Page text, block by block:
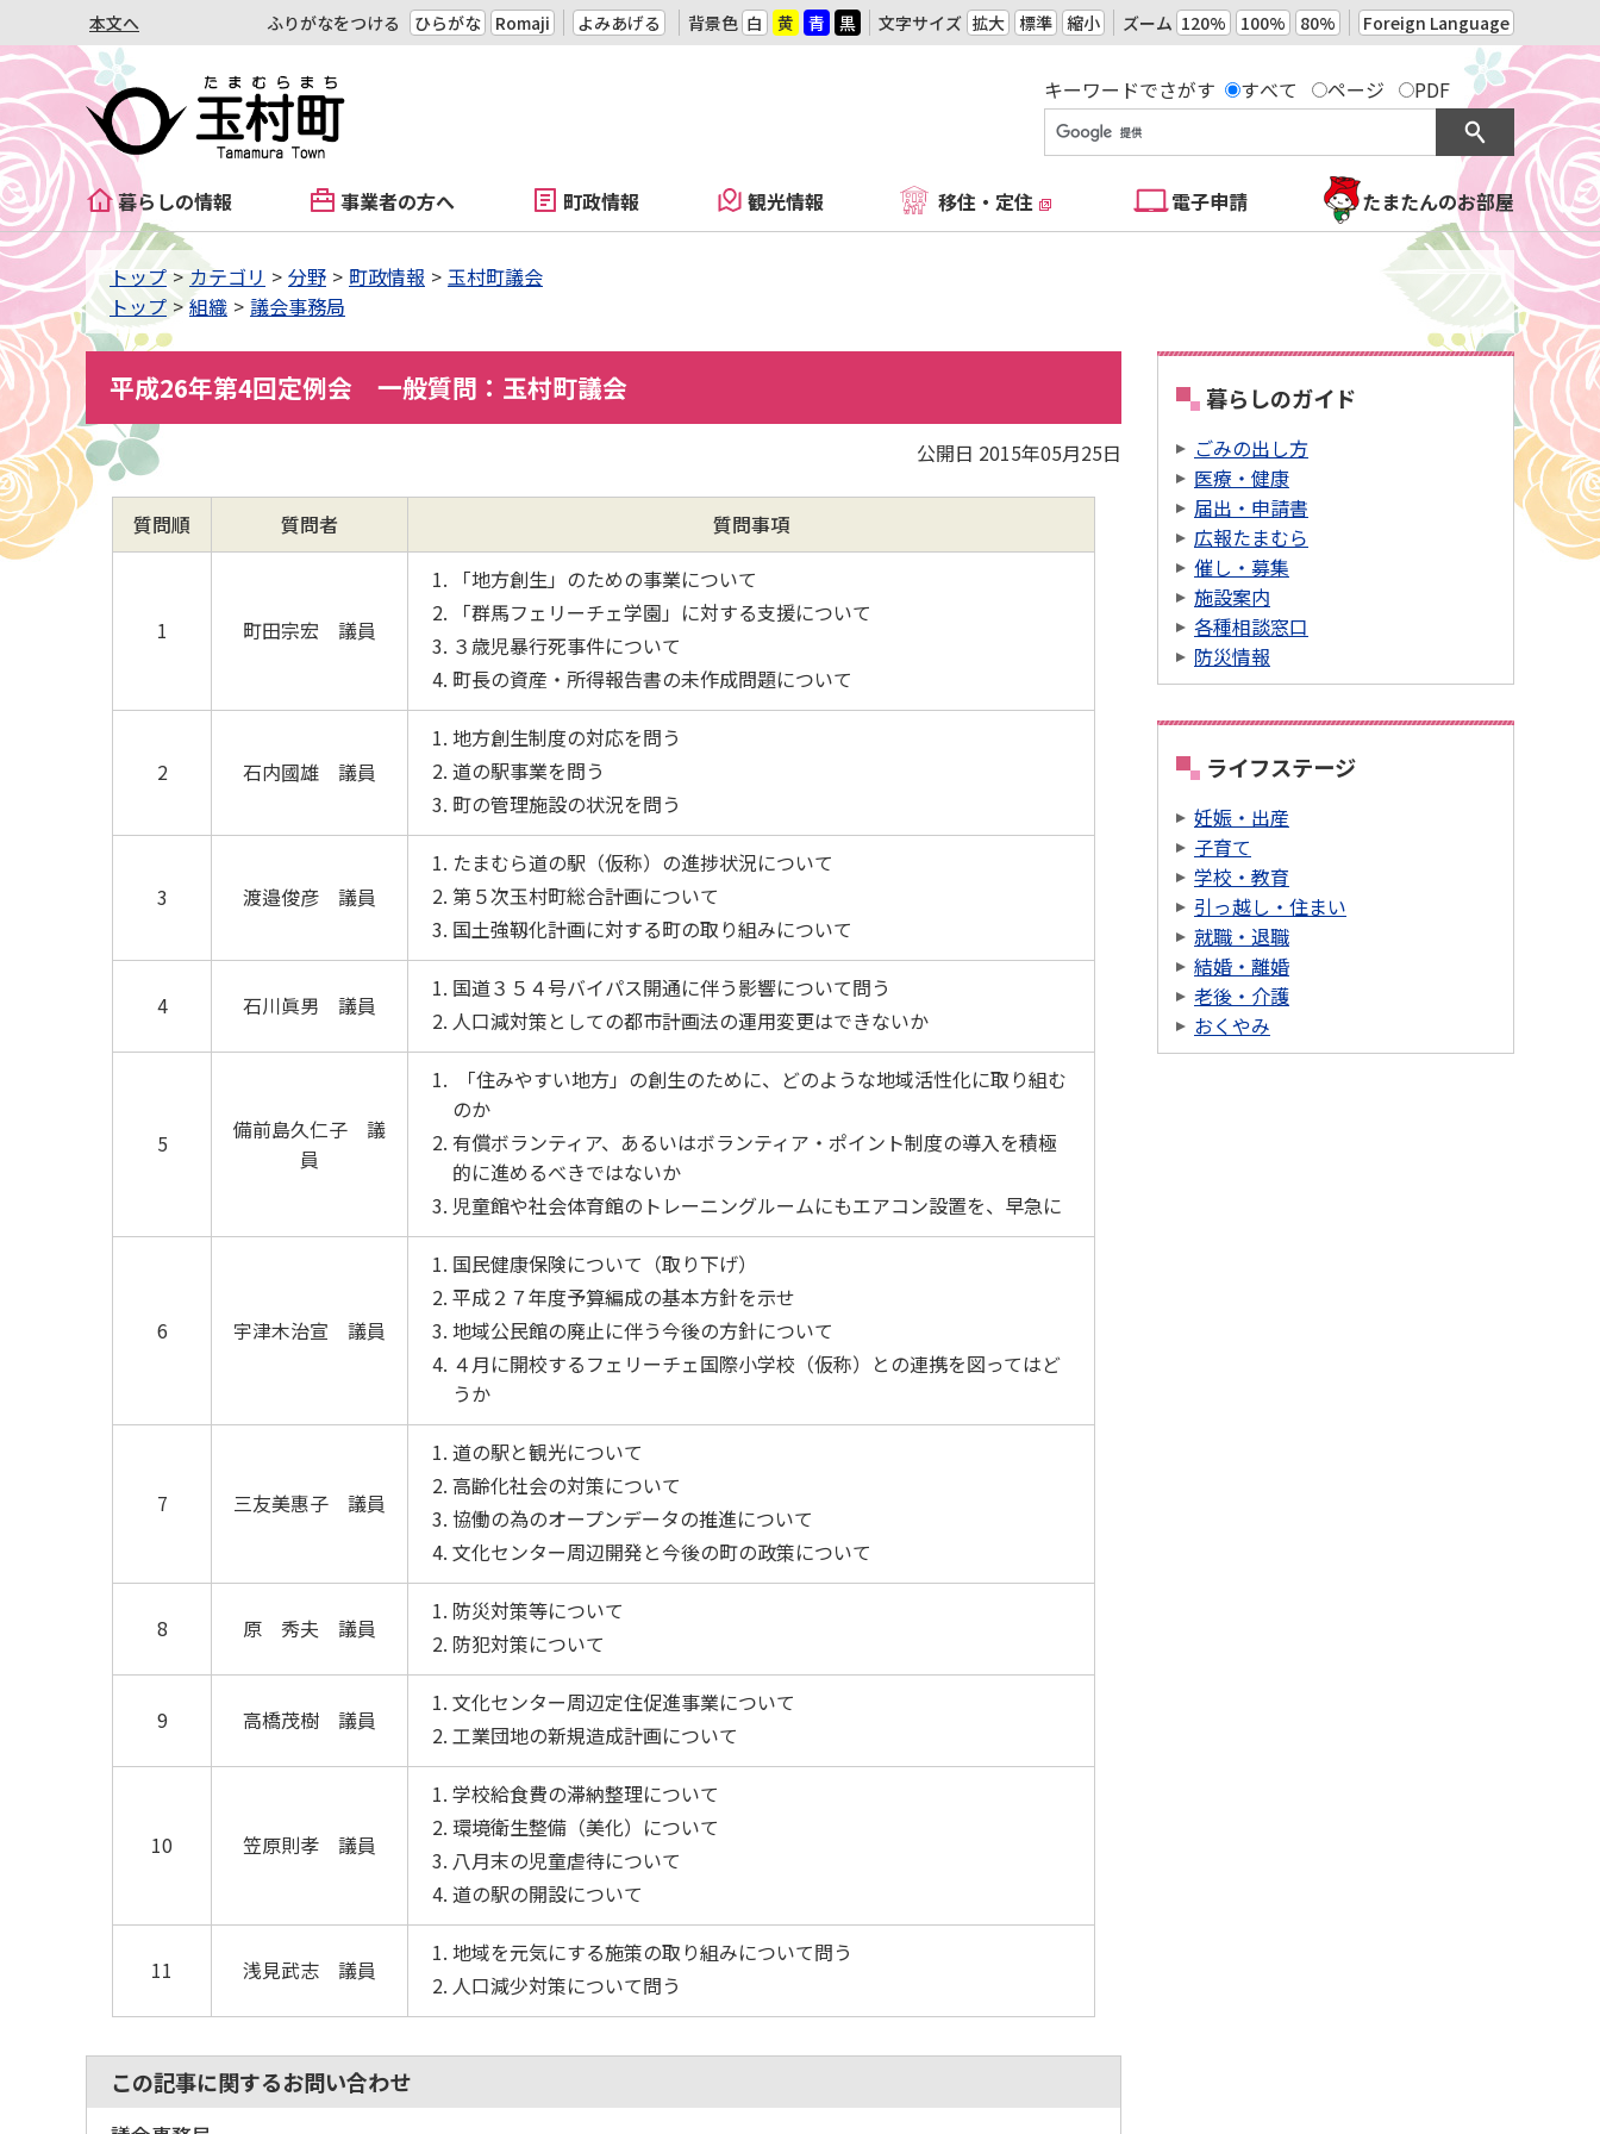
本文へ ふりがなをつける ひらがな Romaji よみあげる 背景色 白 黄 青 黒 文字サイズ 拡大 標準 縮小 ズーム 120% 100% 80% Foreign Language
キーワードでさがす すべて ページ PDF
暮らしの情報 事業者の方へ 町政情報 観光情報 移住・定住 電子申請 たまたんのお部屋
トップ カテゴリ 分野 町政情報
玉村町議会
トップ
組織 議会事務局
平成26年第4回定例会 一般質問：玉村町議会
公開日 2015年05月25日
質問順 質問者 質問事項
1 町田宗宏 議員
「地方創生」のための事業について
「群馬フェリーチェ学園」に対する支援について
３歳児暴行死事件について
町長の資産・所得報告書の未作成問題について
2 石内國雄 議員
地方創生制度の対応を問う
道の駅事業を問う
町の管理施設の状況を問う
3 渡邉俊彦 議員
たまむら道の駅（仮称）の進捗状況について
第５次玉村町総合計画について
国土強靱化計画に対する町の取り組みについて
4 石川眞男 議員
国道３５４号バイパス開通に伴う影響について問う
人口減対策としての都市計画法の運用変更はできないか
5
備前島久仁子 議
員
「住みやすい地方」の創生のために、どのような地域活性化に取り組む
のか
有償ボランティア、あるいはボランティア・ポイント制度の導入を積極
的に進めるべきではないか
児童館や社会体育館のトレーニングルームにもエアコン設置を、早急に
6 宇津木治宣 議員
国民健康保険について（取り下げ）
平成２７年度予算編成の基本方針を示せ
地域公民館の廃止に伴う今後の方針について
４月に開校するフェリーチェ国際小学校（仮称）との連携を図ってはど
うか
7 三友美惠子 議員
道の駅と観光について
高齢化社会の対策について
協働の為のオープンデータの推進について
文化センター周辺開発と今後の町の政策について
8 原 秀夫 議員
防災対策等について
防犯対策について
9 高橋茂樹 議員
文化センター周辺定住促進事業について
工業団地の新規造成計画について
10 笠原則孝 議員
学校給食費の滞納整理について
環境衛生整備（美化）について
八月末の児童虐待について
道の駅の開設について
11 浅見武志 議員
地域を元気にする施策の取り組みについて問う
人口減少対策について問う
この記事に関するお問い合わせ
暮らしのガイド
ごみの出し方
医療・健康
届出・申請書
広報たまむら
催し・募集
施設案内
各種相談窓口
防災情報
ライフステージ
妊娠・出産
子育て
学校・教育
引っ越し・住まい
就職・退職
結婚・離婚
老後・介護
おくやみ